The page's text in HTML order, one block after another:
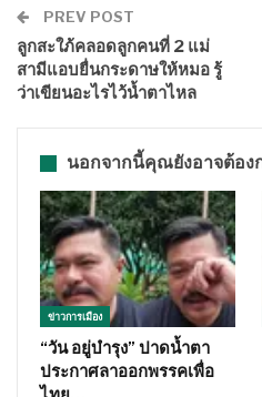
PREV POST
ลูกสะใภ้คลอดลูกคนที่ 2 แม่
สามีแอบยื่นกระดาษให้หมอ รู้
ว่าเขียนอะไรไว้น้ำตาไหล
นอกจากนี้คุณยังอาจต้อง
ข่าวการเมือง
“วัน อยู่บำรุง” ปาดน้ำตา
ประกาศลาออกพรรคเพื่อ